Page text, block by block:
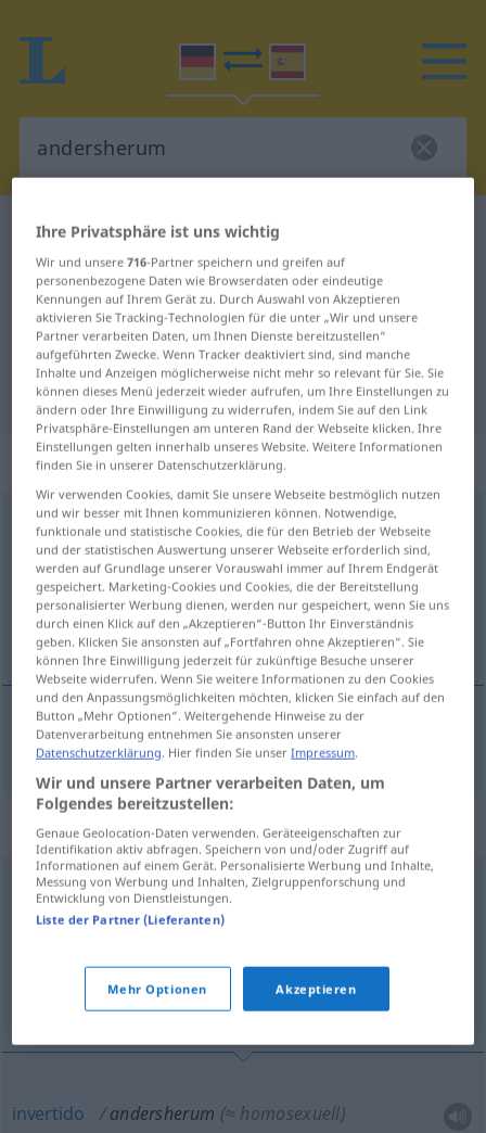
Deutsch-Spanisch Wörterbuch
Deutsch-Spanisch Übersetzung für
"andersherum"
"andersherum" Spanisch
Übersetzung
„andersherum“: Adverb
andersherum adv
Übersicht aller Übersetzungen
(Für mehr Details die Übersetzung anklicken/antippen)
a la inversa
a la inversa andersherum
„andersherum“: Adjektiv
andersherumadj UMG PEJ
Übersicht aller Übersetzungen
invertido
invertido andersherum (≈ homosexuell)
Ihre Privatsphäre ist uns wichtig
Wir und unsere716-Partner speichern und greifen auf
personenbezogene Daten wie Browserdaten oder eindeutige
Kennungen auf Ihrem Gerät zu. Durch Auswahl von Akzeptieren
aktivieren Sie Tracking-Technologien für die unter „Wir und unsere
Partner verarbeiten Daten, um Ihnen Dienste bereitzustellen“
aufgeführten Zwecke. Wenn Tracker deaktiviert sind, sind manche
Inhalte und Anzeigen möglicherweise nicht mehr so relevant für Sie. Sie
können dieses Menü jederzeit wieder aufrufen, um Ihre Einstellungen zu
ändern oder Ihre Einwilligung zu widerrufen, indem Sie auf den Link
Privatsphäre-Einstellungen am unteren Rand der Webseite klicken. Ihre
Einstellungen gelten innerhalb unseres Website. Weitere Informationen
finden Sie in unserer Datenschutzerklärung.
Wir verwenden Cookies, damit Sie unsere Webseite bestmöglich nutzen
und wir besser mit Ihnen kommunizieren können. Notwendige,
funktionale und statistische Cookies, die für den Betrieb der Webseite
und der statistischen Auswertung unserer Webseite erforderlich sind,
werden auf Grundlage unserer Vorauswahl immer auf Ihrem Endgerät
gespeichert. Marketing-Cookies und Cookies, die der Bereitstellung
personalisierter Werbung dienen, werden nur gespeichert, wenn Sie uns
durch einen Klick auf den „Akzeptieren“-Button Ihr Einverständnis
geben. Klicken Sie ansonsten auf „Fortfahren ohne Akzeptieren“. Sie
können Ihre Einwilligung jederzeit für zukünftige Besuche unserer
Webseite widerrufen. Wenn Sie weitere Informationen zu den Cookies
und den Anpassungsmöglichkeiten möchten, klicken Sie einfach auf den
Button „Mehr Optionen“. Weitergehende Hinweise zu der
Datenverarbeitung entnehmen Sie ansonsten unserer
Datenschutzerklärung. Hier finden Sie unserImpressum.
Wir und unsere Partner verarbeiten Daten, um
Folgendes bereitzustellen:
Genaue Geolocation-Daten verwenden. Geräteeigenschaften zur
Identifikation aktiv abfragen. Speichern von und/oder Zugriff auf
Informationen auf einem Gerät. Personalisierte Werbung und Inhalte,
Messung von Werbung und Inhalten, Zielgruppenforschung und
Entwicklung von Dienstleistungen.
Liste der Partner (Lieferanten)
Mehr Optionen Akzeptieren